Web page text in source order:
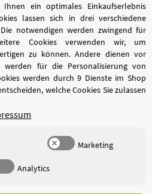
ein optimales Einkaufserlebnis
lassen sich in drei verschiedene
notwendigen werden zwingend für
Cookies verwenden wir, um
zu können. Andere dienen vor
werden für die Personalisierung von
werden durch 9 Dienste im Shop
welche Cookies Sie zulassen
Marketing
Analytics